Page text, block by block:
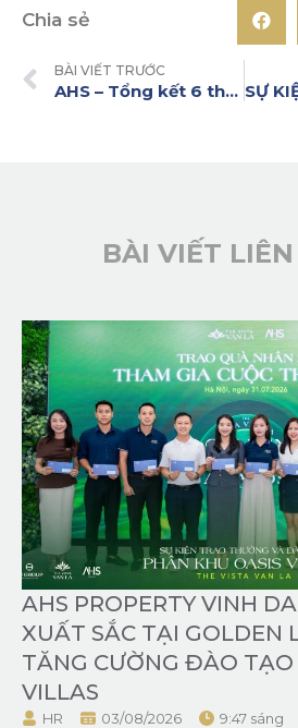
Chia sẻ
BÀI VIẾT TRƯỚC
AHS – Tổng kết 6 tháng đầu năm 2022
BÀI VIẾT
AHS PROPERTY VINH
XUẤT SẮC TẠI GOLDEN
TĂNG CƯỜNG ĐÀO TẠO
VILLAS
HR 03/08/2026 9:47 sáng